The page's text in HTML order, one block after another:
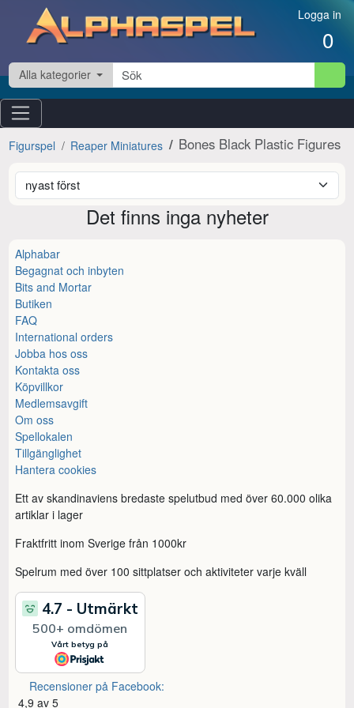
Hoppa till innehåll Logga in
0
Alla kategorier
Figurspel Reaper Miniatures Bones Black Plastic Figures
Det finns inga nyheter
Alphabar
Begagnat och inbyten
Bits and Mortar
Butiken
FAQ
International orders
Jobba hos oss
Kontakta oss
Köpvillkor
Medlemsavgift
Om oss
Spellokalen
Tillgänglighet
Hantera cookies
Ett av skandinaviens bredaste spelutbud med över 60.000 olika
artiklar i lager
Fraktfritt inom Sverige från 1000kr
Spelrum med över 100 sittplatser och aktiviteter varje kväll
Recensioner på Facebook:
4,9 av 5